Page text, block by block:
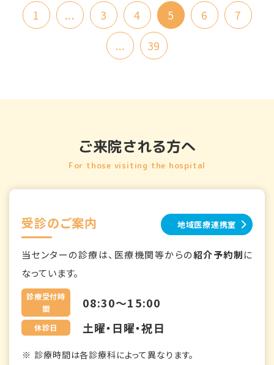
1 ... 3 4 5 6
7
...
39
ご来院される方へ
For those visiting the hospital
受診のご案内 地域医療連携室
当センターの診療は、医療機関等からの紹介予約制に
なっています。
診療受付時
間
08:30～15:00
休診日 土曜・日曜・祝日
診療時間は各診療科によって異なります。